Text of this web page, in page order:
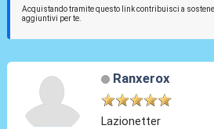
Acquistando tramite questo link contribuisci a
aggiuntivi per te.
Ranxerox
Lazionetter